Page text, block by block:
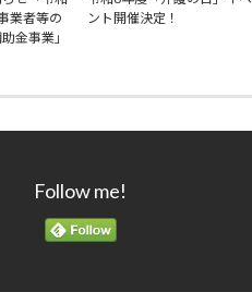
業者等の
金事業」
ント開催決定！
Follow me!